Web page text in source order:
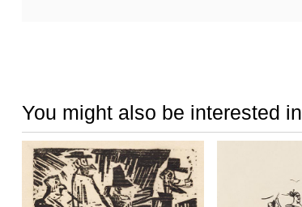
You might also be interested in